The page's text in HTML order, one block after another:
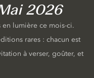
2026
en lumière ce mois-ci.
rares : chacun est
à verser, goûter, et